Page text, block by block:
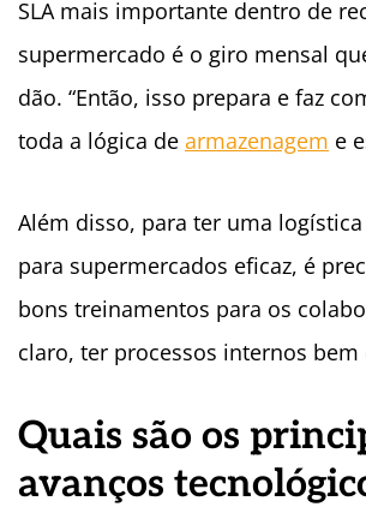
SLA mais importante dentro de
supermercado é o giro mensal
dão. “Então, isso prepara e faz
toda a lógica de armazenagem e
Além disso, para ter uma
para supermercados eficaz, é
bons treinamentos para os
claro, ter processos internos
Quais são os
avanços